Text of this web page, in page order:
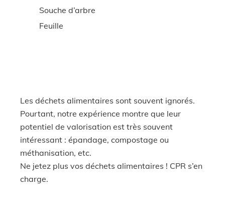
Souche d’arbre
Feuille
Les déchets alimentaires sont souvent ignorés.
Pourtant, notre expérience montre que leur
potentiel de valorisation est très souvent
intéressant : épandage, compostage ou
méthanisation, etc.
Ne jetez plus vos déchets alimentaires ! CPR s’en
charge.